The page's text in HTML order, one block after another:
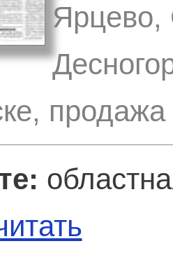
Ярцево,
продажа